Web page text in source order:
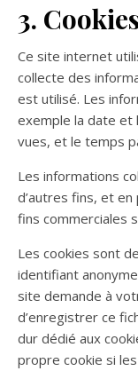
3.
Ce site internet
collecte des
est utilisé. Les
exemple la date et
vues, et le temps
Les informations
d’autres fins, et
fins commerciales
Les cookies sont
identifiant
site demande à
d’enregistrer ce
dur dédié aux
propre cookie si